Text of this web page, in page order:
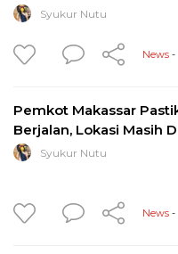
Syukur Nutu
News -
Pemkot Makassar
Berjalan, Lokasi Masih
Syukur Nutu
News -